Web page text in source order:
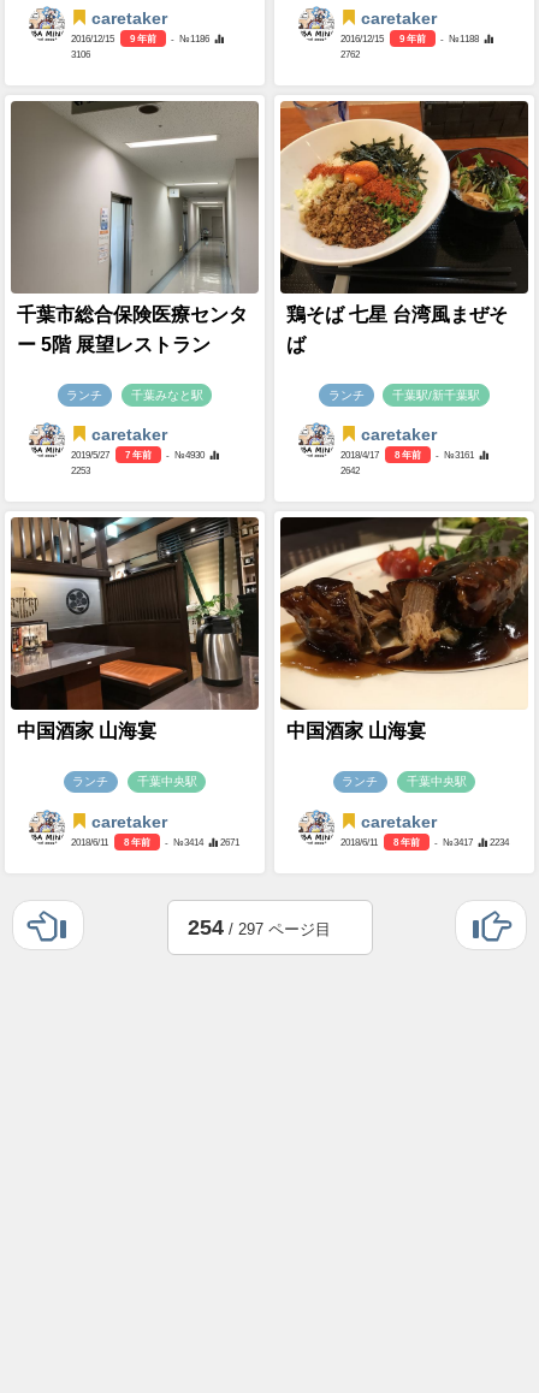
caretaker
2016/12/15 9 年前
- №1186
3106
caretaker
2016/12/15 9 年前
- №1188
2762
千葉市総合保険医療センタ
ー 5階 展望レストラン
ランチ 千葉みなと駅
caretaker
2019/5/27 7 年前
- №4930
2253
鶏そば 七星 台湾風まぜそ
ば
ランチ 千葉駅/新千葉駅
caretaker
2018/4/17 8 年前
- №3161
2642
中国酒家 山海宴
ランチ 千葉中央駅
caretaker
2018/6/11 8 年前 - №3414 2671
中国酒家 山海宴
ランチ 千葉中央駅
caretaker
2018/6/11 8 年前 - №3417 2234
254/ 297 ページ目